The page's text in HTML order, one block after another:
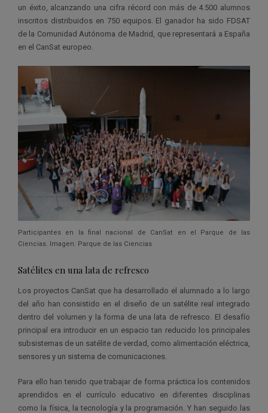
un éxito, alcanzando una cifra récord con más de 4.500 alumnos
inscritos distribuidos en 750 equipos. El ganador ha sido FDSAT
de la Comunidad Autónoma de Madrid, que representará a España
en el CanSat europeo.
Participantes en la final nacional de CanSat en el Parque de las
Ciencias. Imagen: Parque de las Ciencias
Satélites en una lata de refresco
Los proyectos CanSat que ha desarrollado el alumnado a lo largo
del año han consistido en el diseño de un satélite real integrado
dentro del volumen y la forma de una lata de refresco. El desafío
principal era introducir en un espacio tan reducido los principales
subsistemas de un satélite de verdad, como alimentación eléctrica,
sensores y un sistema de comunicaciones.
Para ello han tenido que trabajar de forma práctica los contenidos
aprendidos en el currículo educativo en diferentes disciplinas
como la física, la tecnología y la programación. Y han seguido las